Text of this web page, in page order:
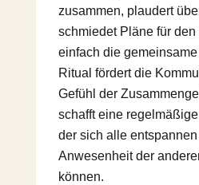
zusammen, plaudert
schmiedet Pläne für
einfach die
Ritual fördert die
Gefühl der
schafft eine
der sich alle
Anwesenheit der
können.